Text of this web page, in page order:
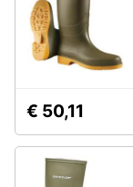
€ 50,11